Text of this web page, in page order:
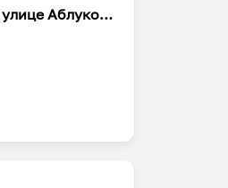
Симбирские апартаменты на улице Аблукова 16